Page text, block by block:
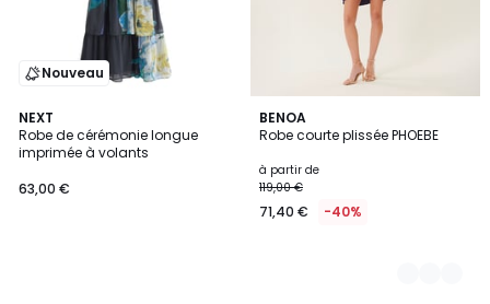
Nouveau
NEXT
Robe de cérémonie longue
imprimée à volants
63,00 €
BENOA
Robe courte plissée PHOEBE
à partir de
119,00 €
71,40 € -40%
3
Couleurs